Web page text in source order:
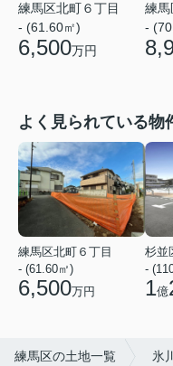
練馬区北町６丁目
- (61.60㎡)
6,500万円
練馬
-
よく見られている物
練馬区北町６丁目
- (61.60㎡)
6,500万円
杉並
-
1億
練馬区の土地一覧 氷